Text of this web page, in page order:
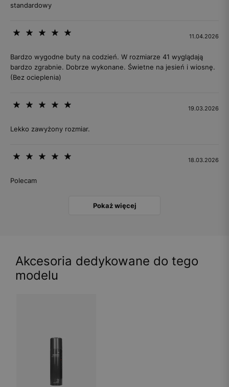
standardowy
11.04.2026
Bardzo wygodne buty na codzień. W rozmiarze 41 wyglądają
bardzo zgrabnie. Dobrze wykonane. Świetne na jesień i wiosnę.
(Bez ocieplenia)
19.03.2026
Lekko zawyżony rozmiar.
18.03.2026
Polecam
Pokaż więcej
Akcesoria dedykowane do tego
modelu